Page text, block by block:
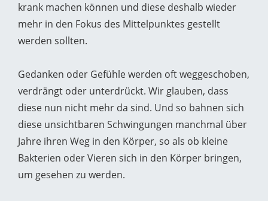
krank machen können und diese deshalb wieder
mehr in den Fokus des Mittelpunktes gestellt
werden sollten.
Gedanken oder Gefühle werden oft weggeschoben,
verdrängt oder unterdrückt. Wir glauben, dass
diese nun nicht mehr da sind. Und so bahnen sich
diese unsichtbaren Schwingungen manchmal über
Jahre ihren Weg in den Körper, so als ob kleine
Bakterien oder Vieren sich in den Körper bringen,
um gesehen zu werden.